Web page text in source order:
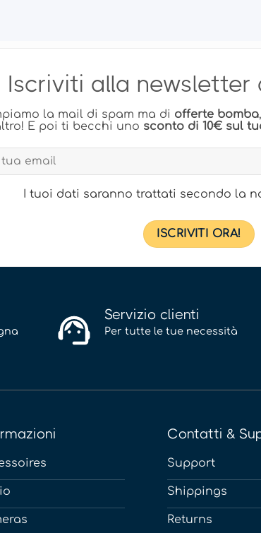
Iscriviti alla newsletter
la mail di spam ma di offerte bomba,
E poi ti becchi uno sconto di 10€ sul
I tuoi dati saranno trattati secondo la
Servizio clienti
Per tutte le tue necessità
Contatti &
Support
Shippings
Returns